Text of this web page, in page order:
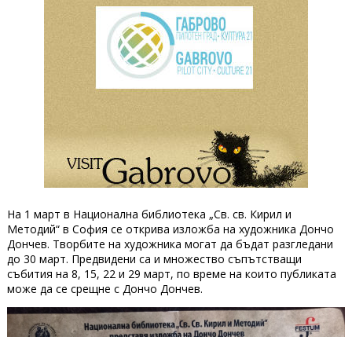
На 1 март в Национална библиотека „Св. св. Кирил и
Методий“ в София се открива изложба на художника Дончо
Дончев. Творбите на художника могат да бъдат разгледани
до 30 март. Предвидени са и множество съпътстващи
събития на 8, 15, 22 и 29 март, по време на които публиката
може да се срещне с Дончо Дончев.